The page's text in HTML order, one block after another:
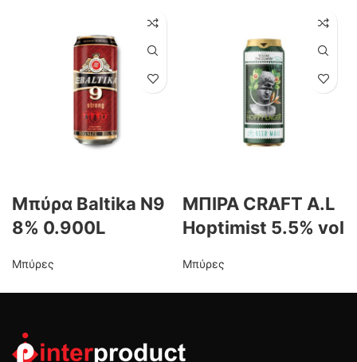
Μπύρα Baltika N9
8% 0.900L
Μπύρες
MΠΙΡΑ CRAFT A.L
Hoptimist 5.5% vol
Μπύρες